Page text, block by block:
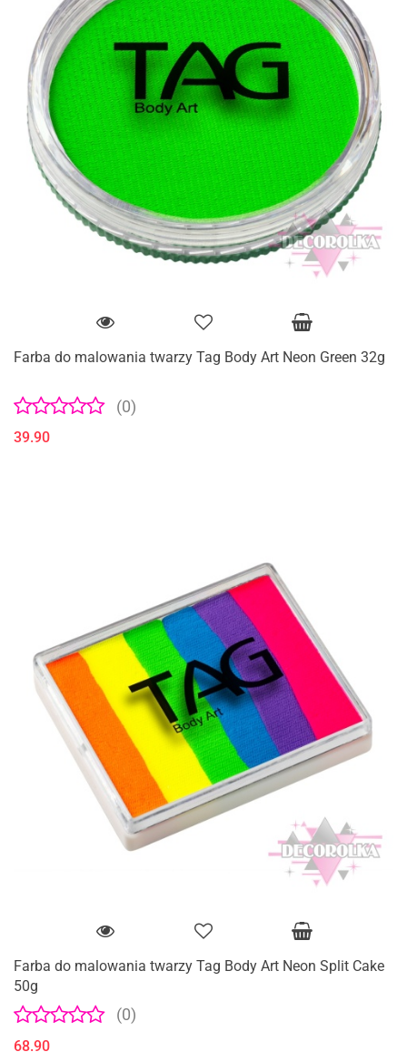
Farba do malowania twarzy Tag Body Art Neon Green 32g
(0)
39.90
Farba do malowania twarzy Tag Body Art Neon Split Cake
50g
(0)
68.90